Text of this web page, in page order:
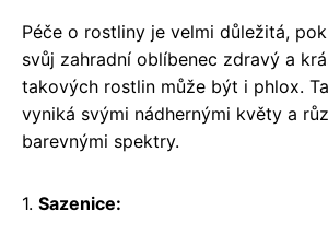
Péče o rostliny je velmi důležitá,
svůj zahradní oblíbenec zdravý a
takových rostlin může být i phlox.
vyniká svými nádhernými květy a
barevnými spektry.
1. Sazenice: